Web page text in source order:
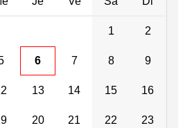
1 2
6 7 8 9
13 14 15 16
20 21 22 23